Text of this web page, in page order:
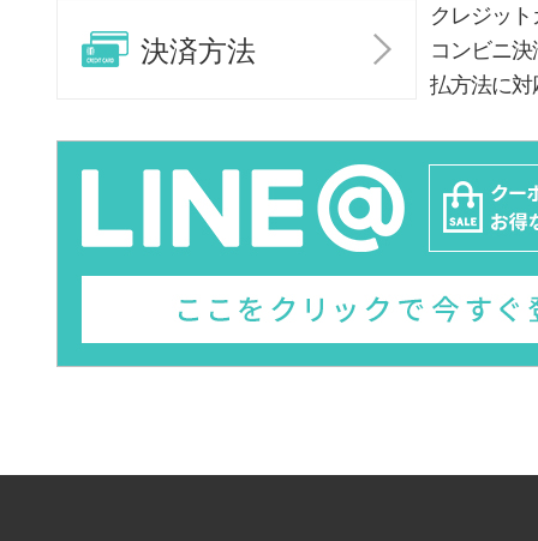
決済方法
クレジッ
コンビニ
払方法に対